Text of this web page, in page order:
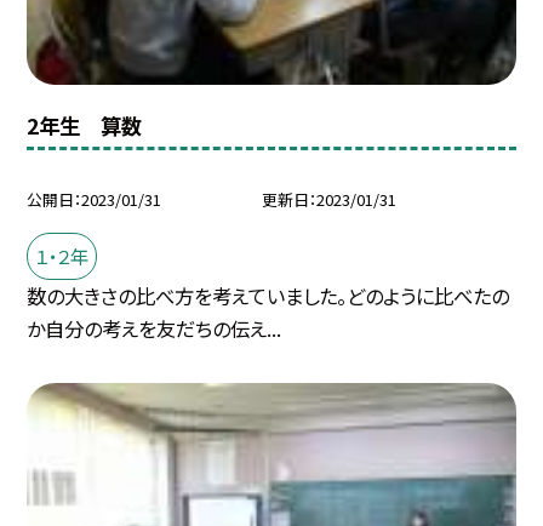
2年生 算数
公開日 2023/01/31 更新日 2023/01/31
１・２年
数の大きさの比べ方を考えていました。どのように比べたの
か自分の考えを友だちの伝え...